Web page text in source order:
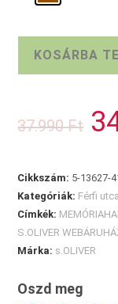
mennyiség
KOSÁRBA
37.990Ft
price
was:
Cikkszám: 5-13627-
Kategóriák: Férfi
Címkék:
S.OLIVER
Márka: s.OLIVER
Oszd meg